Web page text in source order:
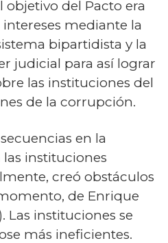
objetivo del Pacto era
mediante la
bipartidista y la
judicial para así lograr
las instituciones del
de la corrupción.
en la
instituciones
creó obstáculos
de Enrique
Las instituciones se
más ineficientes.